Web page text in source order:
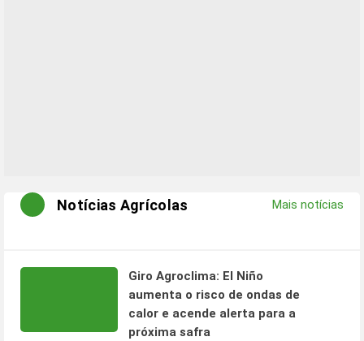
Notícias Agrícolas Mais notícias
Giro Agroclima: El Niño
aumenta o risco de ondas de
calor e acende alerta para a
próxima safra